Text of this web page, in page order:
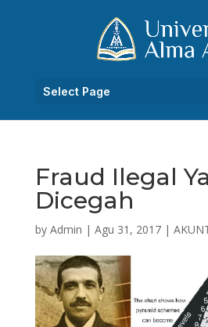
Select Page
Fraud Ilegal
Dicegah
by Admin | Agu 31, 2017|